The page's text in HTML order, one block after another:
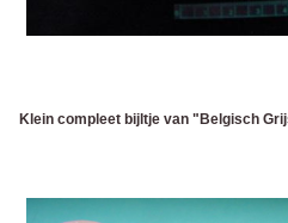
Klein compleet bijltje van "Belgisch